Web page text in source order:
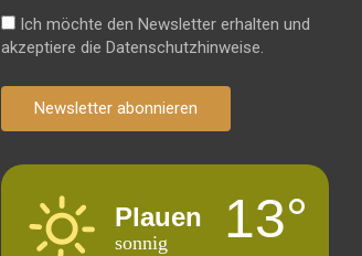
Ich möchte den Newsletter erhalten und
akzeptiere die Datenschutzhinweise.
Newsletter abonnieren
Plauen
sonnig 13°